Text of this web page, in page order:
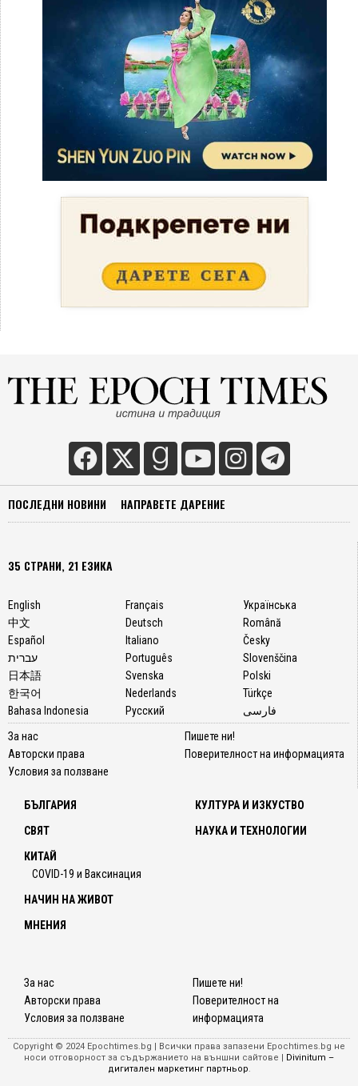
ПОСЛЕДНИ НОВИНИ НАПРАВЕТЕ ДАРЕНИЕ
35 СТРАНИ, 21 ЕЗИКА
English
中文
Español
עברית
日本語
한국어
Bahasa Indonesia
Français
Deutsch
Italiano
Português
Svenska
Nederlands
Русский
Українська
Română
Česky
Slovenščina
Polski
Türkçe
فارسی
За нас
Авторски права
Условия за ползване
Пишете ни!
Поверителност на информацията
БЪЛГАРИЯ
СВЯТ
КИТАЙ
COVID-19 и Ваксинация
КУЛТУРА И ИЗКУСТВО
НАУКА И ТЕХНОЛОГИИ
НАЧИН НА ЖИВОТ
МНЕНИЯ
За нас
Авторски права
Условия за ползване
Пишете ни!
Поверителност на
информацията
Copyright © 2024 Epochtimes.bg | Всички права запазени Epochtimes.bg не
носи отговорност за съдържанието на външни сайтове |
Divinitum –
дигитален маркетинг партньор.